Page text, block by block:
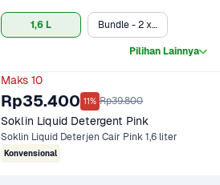
1,6 L Bundle - 2 x 1.6 L
Pilihan Lainnya
Maks 10
Rp35.400 11% Rp39.800
Soklin Liquid Detergent Pink
Soklin Liquid Deterjen Cair Pink 1,6 liter
Konvensional